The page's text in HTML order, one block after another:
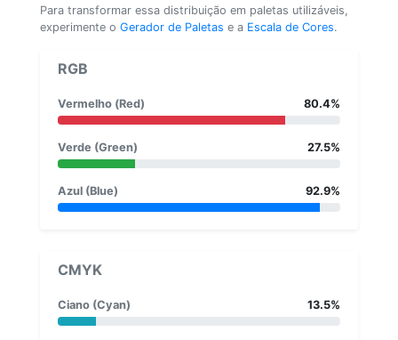
Para transformar essa distribuição em paletas utilizáveis,
experimente o Gerador de Paletas e a Escala de Cores.
RGB
Vermelho (Red) 80.4%
Verde (Green) 27.5%
Azul (Blue) 92.9%
CMYK
Ciano (Cyan) 13.5%